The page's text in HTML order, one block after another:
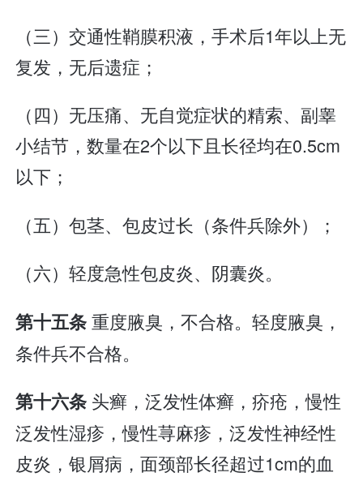
（三）交通性鞘膜积液，手术后1年以上无
复发，无后遗症；
（四）无压痛、无自觉症状的精索、副睾
小结节，数量在2个以下且长径均在0.5cm
以下；
（五）包茎、包皮过长（条件兵除外）；
（六）轻度急性包皮炎、阴囊炎。
第十五条重度腋臭，不合格。轻度腋臭，
条件兵不合格。
第十六条 头癣，泛发性体癣，疥疮，慢性
泛发性湿疹，慢性荨麻疹，泛发性神经性
皮炎，银屑病，面颈部长径超过1cm的血